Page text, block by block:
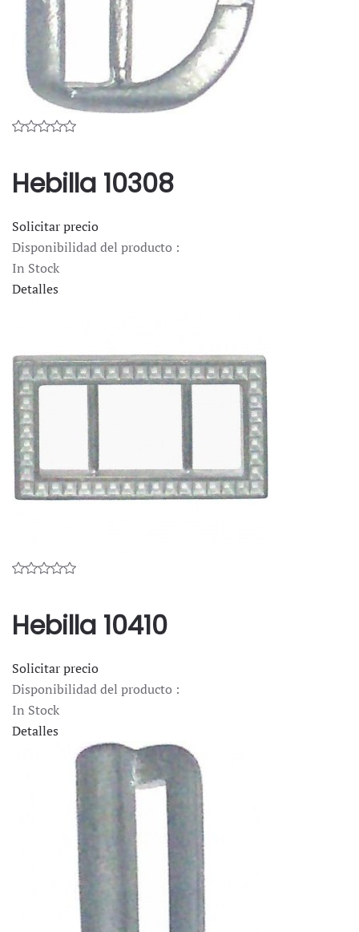
Hebilla 10308
Solicitar precio
Disponibilidad del producto :
In Stock
Detalles
Hebilla 10410
Solicitar precio
Disponibilidad del producto :
In Stock
Detalles